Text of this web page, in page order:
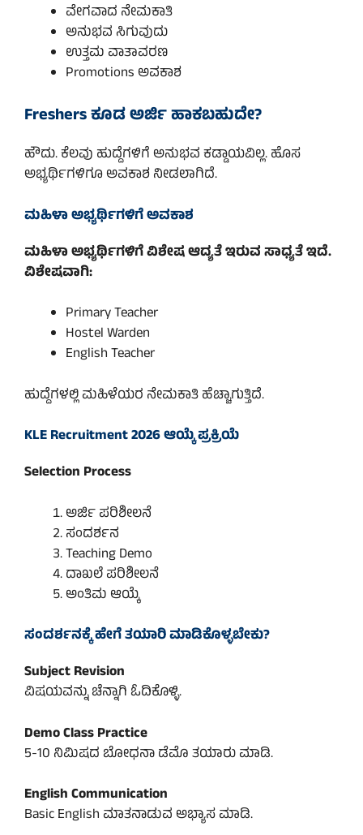
ವೇಗವಾದ ನೇಮಕಾತಿ
ಅನುಭವ ಸಿಗುವುದು
ಉತ್ತಮ ವಾತಾವರಣ
Promotions ಅವಕಾಶ
Freshers ಕೂಡ ಅರ್ಜಿ ಹಾಕಬಹುದೇ?
ಹೌದು. ಕೆಲವು ಹುದ್ದೆಗಳಿಗೆ ಅನುಭವ ಕಡ್ಡಾಯವಿಲ್ಲ. ಹೊಸ
ಅಭ್ಯರ್ಥಿಗಳಿಗೂ ಅವಕಾಶ ನೀಡಲಾಗಿದೆ.
ಮಹಿಳಾ ಅಭ್ಯರ್ಥಿಗಳಿಗೆ ಅವಕಾಶ
ಮಹಿಳಾ ಅಭ್ಯರ್ಥಿಗಳಿಗೆ ವಿಶೇಷ ಆದ್ಯತೆ ಇರುವ ಸಾಧ್ಯತೆ ಇದೆ.
ವಿಶೇಷವಾಗಿ:
Primary Teacher
Hostel Warden
English Teacher
ಹುದ್ದೆಗಳಲ್ಲಿ ಮಹಿಳೆಯರ ನೇಮಕಾತಿ ಹೆಚ್ಚಾಗುತ್ತಿದೆ.
KLE Recruitment 2026 ಆಯ್ಕೆ ಪ್ರಕ್ರಿಯೆ
Selection Process
ಅರ್ಜಿ ಪರಿಶೀಲನೆ
ಸಂದರ್ಶನ
Teaching Demo
ದಾಖಲೆ ಪರಿಶೀಲನೆ
ಅಂತಿಮ ಆಯ್ಕೆ
ಸಂದರ್ಶನಕ್ಕೆ ಹೇಗೆ ತಯಾರಿ ಮಾಡಿಕೊಳ್ಳಬೇಕು?
Subject Revision
ವಿಷಯವನ್ನು ಚೆನ್ನಾಗಿ ಓದಿಕೊಳ್ಳಿ.
Demo Class Practice
5-10 ನಿಮಿಷದ ಬೋಧನಾ ಡೆಮೊ ತಯಾರು ಮಾಡಿ.
English Communication
Basic English ಮಾತನಾಡುವ ಅಭ್ಯಾಸ ಮಾಡಿ.